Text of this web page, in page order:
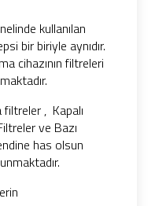
kullanılan
bir biriyle aynıdır.
cihazının filtreleri
filtreler , Kapalı
ve Bazı
has olsun